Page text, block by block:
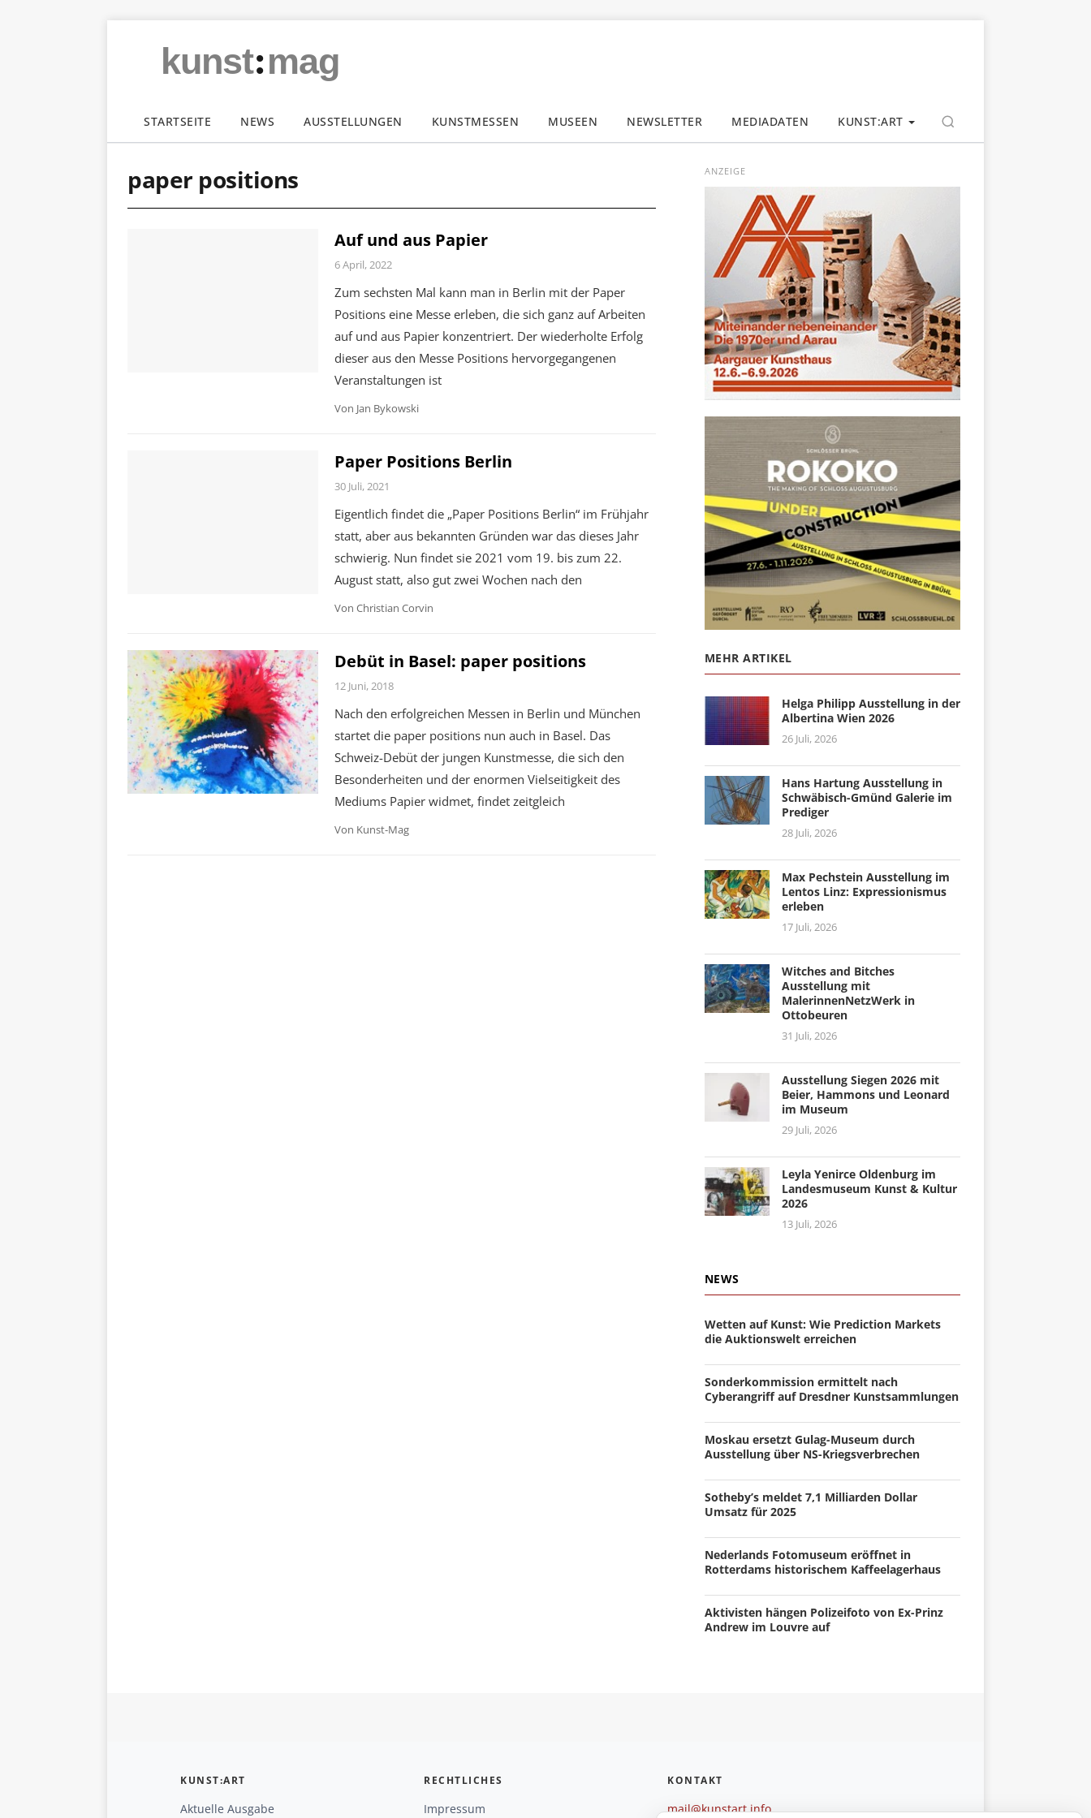
kunst:mag
STARTSEITE NEWS AUSSTELLUNGEN KUNSTMESSEN MUSEEN NEWSLETTER MEDIADATEN KUNST:ART
paper positions
Auf und aus Papier
6 April, 2022
Zum sechsten Mal kann man in Berlin mit der Paper
Positions eine Messe erleben, die sich ganz auf Arbeiten
auf und aus Papier konzentriert. Der wiederholte Erfolg
dieser aus den Messe Positions hervorgegangenen
Veranstaltungen ist
Von Jan Bykowski
Paper Positions Berlin
30 Juli, 2021
Eigentlich findet die „Paper Positions Berlin“ im Frühjahr
statt, aber aus bekannten Gründen war das dieses Jahr
schwierig. Nun findet sie 2021 vom 19. bis zum 22.
August statt, also gut zwei Wochen nach den
Von Christian Corvin
Debüt in Basel: paper positions
12 Juni, 2018
Nach den erfolgreichen Messen in Berlin und München
startet die paper positions nun auch in Basel. Das
Schweiz-Debüt der jungen Kunstmesse, die sich den
Besonderheiten und der enormen Vielseitigkeit des
Mediums Papier widmet, findet zeitgleich
Von Kunst-Mag
ANZEIGE
MEHR ARTIKEL
Helga Philipp Ausstellung in der
Albertina Wien 2026
26 Juli, 2026
Hans Hartung Ausstellung in
Schwäbisch-Gmünd Galerie im
Prediger
28 Juli, 2026
Max Pechstein Ausstellung im
Lentos Linz: Expressionismus
erleben
17 Juli, 2026
Witches and Bitches
Ausstellung mit
MalerinnenNetzWerk in
Ottobeuren
31 Juli, 2026
Ausstellung Siegen 2026 mit
Beier, Hammons und Leonard
im Museum
29 Juli, 2026
Leyla Yenirce Oldenburg im
Landesmuseum Kunst & Kultur
2026
13 Juli, 2026
NEWS
Wetten auf Kunst: Wie Prediction Markets
die Auktionswelt erreichen
Sonderkommission ermittelt nach
Cyberangriff auf Dresdner Kunstsammlungen
Moskau ersetzt Gulag-Museum durch
Ausstellung über NS-Kriegsverbrechen
Sotheby’s meldet 7,1 Milliarden Dollar
Umsatz für 2025
Nederlands Fotomuseum eröffnet in
Rotterdams historischem Kaffeelagerhaus
Aktivisten hängen Polizeifoto von Ex-Prinz
Andrew im Louvre auf
KUNST:ART
Aktuelle Ausgabe
RECHTLICHES
Impressum
KONTAKT
mail@kunstart.info